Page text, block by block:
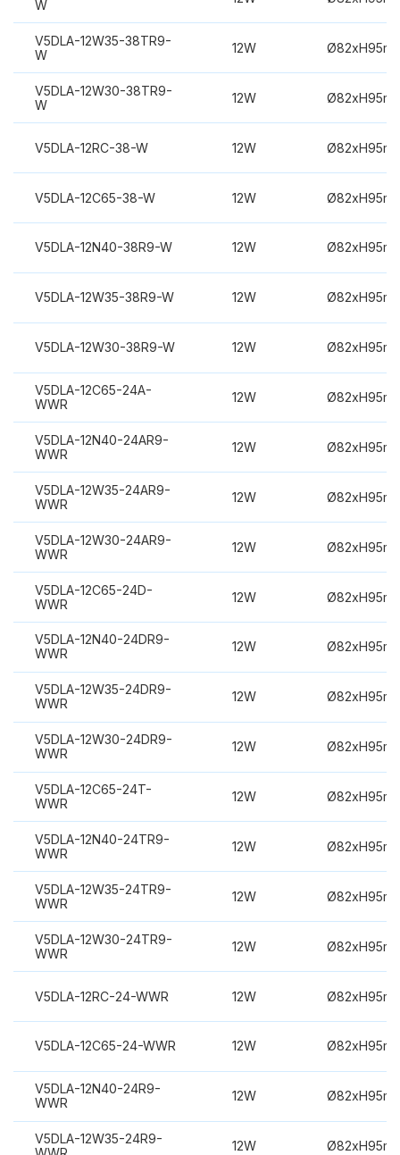
W
V5DLA-12W35-38TR9-
W
12W
V5DLA-12W30-38TR9-
W
12W
V5DLA-12RC-38-W 12W
V5DLA-12C65-38-W 12W
V5DLA-12N40-38R9-W 12W
V5DLA-12W35-38R9-W 12W
V5DLA-12W30-38R9-W 12W
V5DLA-12C65-24A-
WWR
12W
V5DLA-12N40-24AR9-
WWR
12W
V5DLA-12W35-24AR9-
WWR
12W
V5DLA-12W30-24AR9-
WWR
12W
V5DLA-12C65-24D-
WWR
12W
V5DLA-12N40-24DR9-
WWR
12W
V5DLA-12W35-24DR9-
WWR
12W
V5DLA-12W30-24DR9-
WWR
12W
V5DLA-12C65-24T-
WWR
12W
V5DLA-12N40-24TR9-
WWR
12W
V5DLA-12W35-24TR9-
WWR
12W
V5DLA-12W30-24TR9-
WWR
12W
V5DLA-12RC-24-WWR 12W
V5DLA-12C65-24-WWR 12W
V5DLA-12N40-24R9-
WWR
12W
V5DLA-12W35-24R9-
12W